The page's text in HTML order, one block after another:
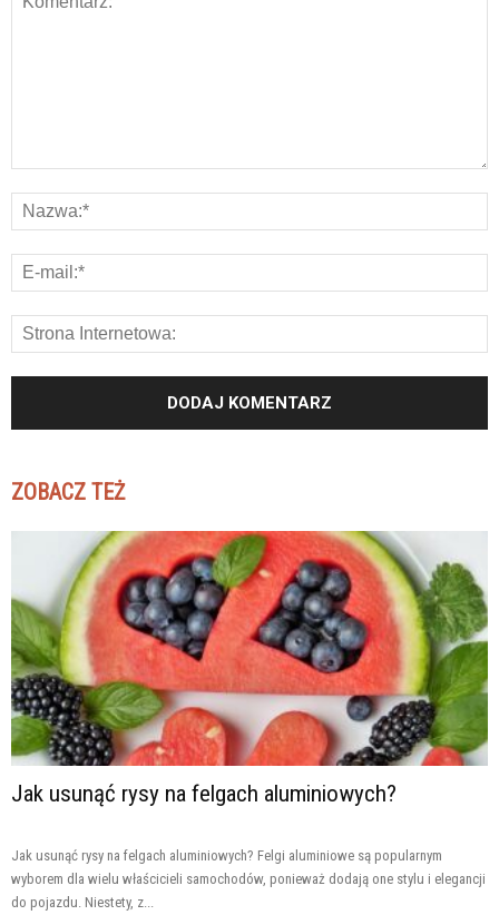
ZOBACZ TEŻ
Jak usunąć rysy na felgach aluminiowych?
Jak usunąć rysy na felgach aluminiowych? Felgi aluminiowe są popularnym
wyborem dla wielu właścicieli samochodów, ponieważ dodają one stylu i elegancji
do pojazdu. Niestety, z...